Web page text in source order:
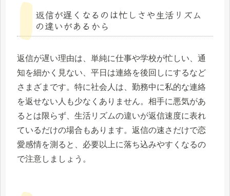
返信が遅くなるのは忙しさや生活リズム
の違いがあるから
返信が遅い理由は、単純に仕事や学校が忙しい、通
知を細かく見ない、平日は連絡を後回しにするなど
さまざまです。特に社会人は、勤務中に私的な連絡
を返せない人も少なくありません。相手に悪気があ
るとは限らず、生活リズムの違いが返信速度に表れ
ているだけの場合もあります。返信の速さだけで恋
愛感情を測ると、必要以上に落ち込みやすくなるの
で注意しましょう。